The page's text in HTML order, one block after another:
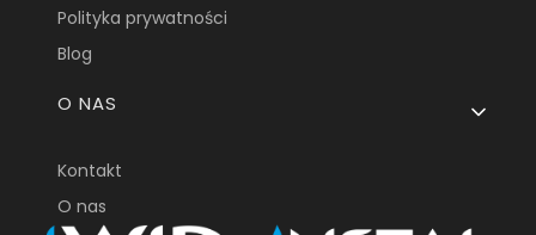
Polityka prywatności
Blog
O NAS
Kontakt
O nas